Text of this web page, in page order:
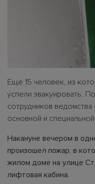
Еще 15 человек, из
успели эвакуировать.
сотрудников
основной и
Накануне вечером в
произошел пожар, в
жилом доме на улице
лифтовая кабина.